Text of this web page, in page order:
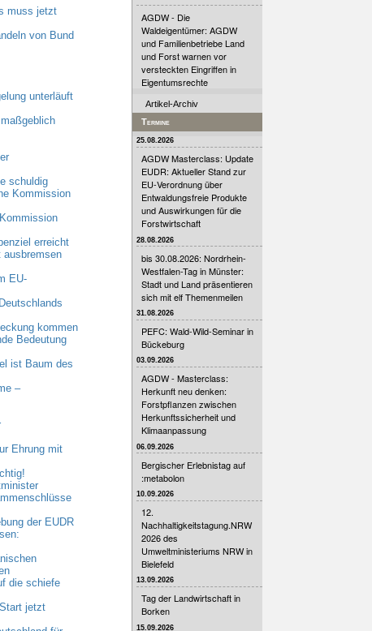
muss jetzt
von Bund
unterläuft
schuldig
Kommission
erreicht
ausbremsen
EU-
kommen
Bedeutung
ist Baum des
–
Ehrung mit
der EUDR
die schiefe
jetzt
AGDW - Die
Waldeigentümer: AGDW
und Familienbetriebe Land
und Forst warnen vor
versteckten Eingriffen in
Eigentumsrechte
Artikel-Archiv
Termine
25.08.2026
AGDW Masterclass: Update
EUDR: Aktueller Stand zur
EU-Verordnung über
Entwaldungsfreie Produkte
und Auswirkungen für die
Forstwirtschaft
28.08.2026
bis 30.08.2026: Nordrhein-
Westfalen-Tag in Münster:
Stadt und Land präsentieren
sich mit elf Themenmeilen
31.08.2026
PEFC: Wald-Wild-Seminar in
Bückeburg
03.09.2026
AGDW - Masterclass:
Herkunft neu denken:
Forstpflanzen zwischen
Herkunftssicherheit und
Klimaanpassung
06.09.2026
Bergischer Erlebnistag auf
:metabolon
10.09.2026
12.
Nachhaltigkeitstagung.NRW
2026 des
Umweltministeriums NRW in
Bielefeld
13.09.2026
Tag der Landwirtschaft in
Borken
15.09.2026